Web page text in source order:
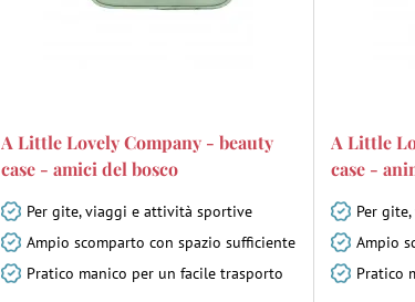
A Little Lovely Company - beauty
case - amici del bosco
Per gite, viaggi e attività sportive
Ampio scomparto con spazio sufficiente
Pratico manico per un facile trasporto
A Little
case -
Per
Ampio
Pratico